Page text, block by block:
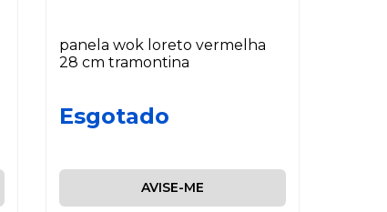
panela wok loreto vermelha
28 cm tramontina
Esgotado
AVISE-ME